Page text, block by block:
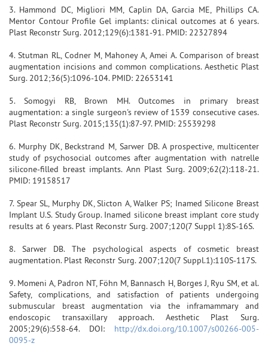
3. Hammond DC, Migliori MM, Caplin DA, Garcia ME, Phillips CA.
Mentor Contour Profile Gel implants: clinical outcomes at 6 years.
Plast Reconstr Surg. 2012;129(6):1381-91. PMID: 22327894
4. Stutman RL, Codner M, Mahoney A, Amei A. Comparison of breast
augmentation incisions and common complications. Aesthetic Plast
Surg. 2012;36(5):1096-104. PMID: 22653141
5. Somogyi RB, Brown MH. Outcomes in primary breast
augmentation: a single surgeon's review of 1539 consecutive cases.
Plast Reconstr Surg. 2015;135(1):87-97. PMID: 25539298
6. Murphy DK, Beckstrand M, Sarwer DB. A prospective, multicenter
study of psychosocial outcomes after augmentation with natrelle
silicone-filled breast implants. Ann Plast Surg. 2009;62(2):118-21.
PMID: 19158517
7. Spear SL, Murphy DK, Slicton A, Walker PS; Inamed Silicone Breast
Implant U.S. Study Group. Inamed silicone breast implant core study
results at 6 years. Plast Reconstr Surg. 2007;120(7 Suppl 1):8S-16S.
8. Sarwer DB. The psychological aspects of cosmetic breast
augmentation. Plast Reconstr Surg. 2007;120(7 Suppl.1):110S-117S.
9. Momeni A, Padron NT, Föhn M, Bannasch H, Borges J, Ryu SM, et al.
Safety, complications, and satisfaction of patients undergoing
submuscular breast augmentation via the inframammary and
endoscopic transaxillary approach. Aesthetic Plast Surg.
2005;29(6):558-64. DOI: http://dx.doi.org/10.1007/s00266-005-
0095-z